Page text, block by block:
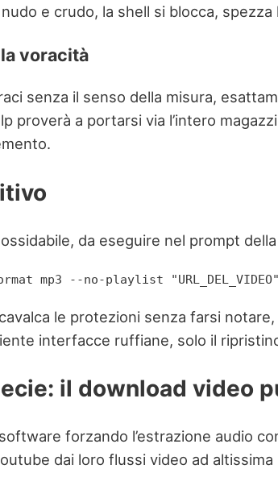
e crudo, la shell si blocca,
voracità
senza il senso della misura,
proverà a portarsi via l’intero
da eseguire nel prompt
mp3 --no-playlist "URL_DEL_VIDEO"
le protezioni senza farsi
interfacce ruffiane, solo il
il download video
forzando l’estrazione audio
dai loro flussi video ad